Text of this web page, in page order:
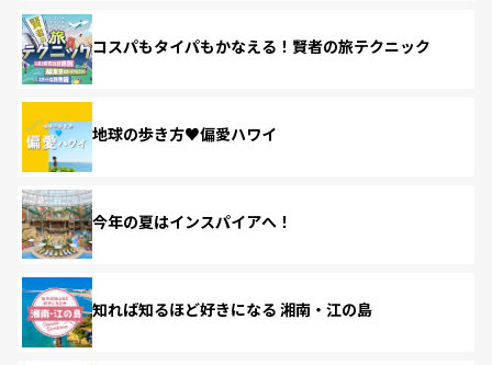
コスパもタイパもかなえる！賢者の旅テクニック
地球の歩き方♥偏愛ハワイ
今年の夏はインスパイアへ！
知れば知るほど好きになる 湘南・江の島